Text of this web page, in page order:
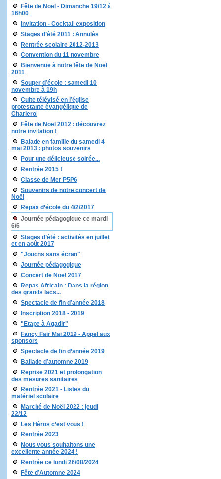
Fête de Noël - Dimanche 19/12 à
16h00
Invitation - Cocktail exposition
Stages d’été 2011 : Annulés
Rentrée scolaire 2012-2013
Convention du 11 novembre
Bienvenue à notre fête de Noël
2011
Souper d’école : samedi 10
novembre à 19h
Culte télévisé en l’église
protestante évangélique de
Charleroi
Fête de Noël 2012 : découvrez
notre invitation !
Balade en famille du samedi 4
mai 2013 : photos souvenirs
Pour une délicieuse soirée...
Rentrée 2015 !
Classe de Mer P5P6
Souvenirs de notre concert de
Noël
Repas d’école du 4/2/2017
Journée pédagogique ce mardi
6/6
Stages d’été : activités en juillet
et en août 2017
"Jouons sans écran"
Journée pédagogique
Concert de Noël 2017
Repas Africain : Dans la région
des grands lacs...
Spectacle de fin d’année 2018
Inscription 2018 - 2019
"Etape à Agadir"
Fancy Fair Mai 2019 - Appel aux
sponsors
Spectacle de fin d’année 2019
Ballade d’automne 2019
Reprise 2021 et prolongation
des mesures sanitaires
Rentrée 2021 - Listes du
matériel scolaire
Marché de Noël 2022 : jeudi
22/12
Les Héros c’est vous !
Rentrée 2023
Nous vous souhaitons une
excellente année 2024 !
Rentrée ce lundi 26/08/2024
Fête d’Automne 2024